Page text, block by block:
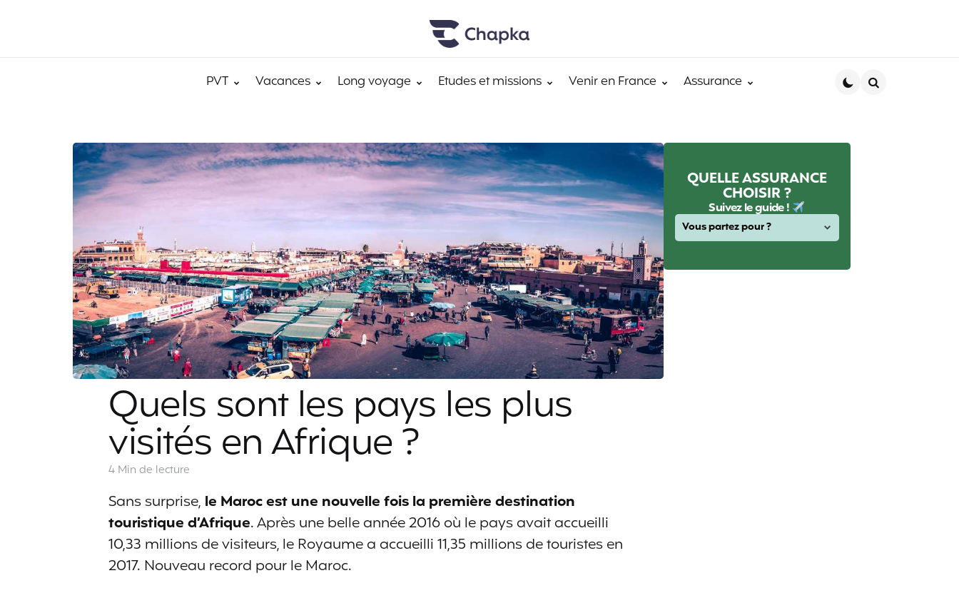
PVT Vacances Long voyage Etudes et missions Venir en France Assurance
Quels sont les pays les plus
visités en Afrique ?
4 Min de lecture
Sans surprise, le Maroc est une nouvelle fois la première destination
touristique d’Afrique. Après une belle année 2016 où le pays avait accueilli
10,33 millions de visiteurs, le Royaume a accueilli 11,35 millions de touristes en
2017. Nouveau record pour le Maroc.
QUELLE ASSURANCE
CHOISIR ?
Suivez le guide !